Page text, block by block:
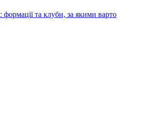
та клуби, за якими варто